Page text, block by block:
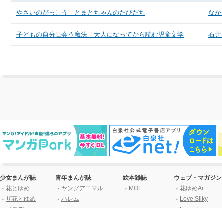
やさいのがっこう とまとちゃんのたびだち な
子どもの自分に会う魔法 大人になってから読む児童文学 石
少女まんが誌
花とゆめ
ザ花とゆめ
青年まんが誌
ヤングアニマル
ハレム
絵本雑誌
MOE
ウェブ・マガジン
花ゆめAi
Love Silky